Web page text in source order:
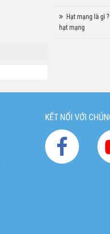
Hạt mạng là gì
hạt mạng
KẾT NỐI VỚI